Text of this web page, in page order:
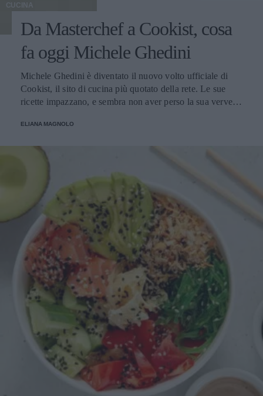
CUCINA
Da Masterchef a Cookist, cosa
fa oggi Michele Ghedini
Michele Ghedini è diventato il nuovo volto ufficiale di
Cookist, il sito di cucina più quotato della rete. Le sue
ricette impazzano, e sembra non aver perso la sua verve
veramente stupendo.
ELIANA MAGNOLO